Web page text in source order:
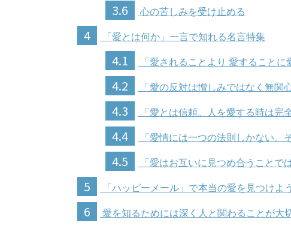
3.6 心の苦しみを受け止める
4 「愛とは何か」一言で知れる名言特集
4.1 「愛されることより 愛することに
4.2 「愛の反対は憎しみではなく無関
4.3 「愛とは信頼。人を愛する時は完
4.4 「愛情には一つの法則しかない。
4.5 「愛はお互いに見つめ合うことで
5 「ハッピーメール」で本当の愛を見つけよう
6 愛を知るためには深く人と関わることが大